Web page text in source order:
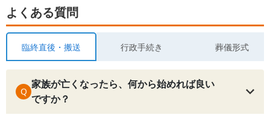
よくある質問
臨終直後・搬送 行政手続き 葬儀形式
Q
家族が亡くなったら、何から始めれば良い
ですか？